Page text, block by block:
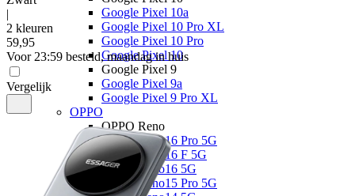
Google Pixel 10a
Google Pixel 10 Pro XL
Google Pixel 10 Pro
Google Pixel 10
Google Pixel 9
Google Pixel 9a
Google Pixel 9 Pro XL
OPPO
OPPO Reno
OPPO Reno16 Pro 5G
OPPO Reno16 F 5G
OPPO Reno16 5G
OPPO Reno15 Pro 5G
|
2 kleuren
59,95
Voor 23:59 besteld, maandag in huis
Vergelijk